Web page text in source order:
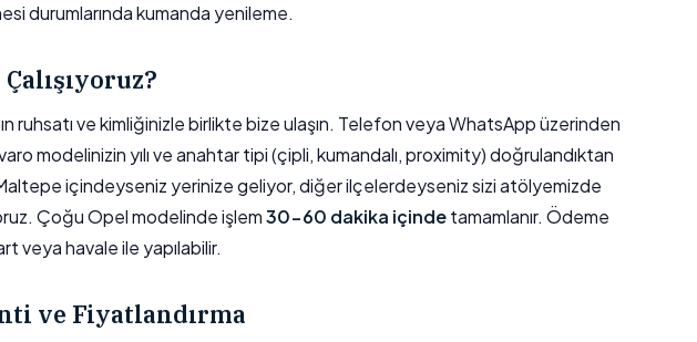
durumlarında kumanda yenileme.
Çalışıyoruz?
ruhsatı ve kimliğinizle birlikte bize ulaşın. Telefon veya WhatsApp üzerinden
modelinizin yılı ve anahtar tipi (çipli, kumandalı, proximity) doğrulandıktan
içindeyseniz yerinize geliyor, diğer ilçelerdeyseniz sizi atölyemizde
Çoğu Opel modelinde işlem30-60 dakika içindetamamlanır. Ödeme
veya havale ile yapılabilir.
ve Fiyatlandırma